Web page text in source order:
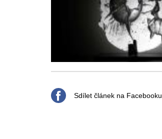
Sdílet článek na Facebooku